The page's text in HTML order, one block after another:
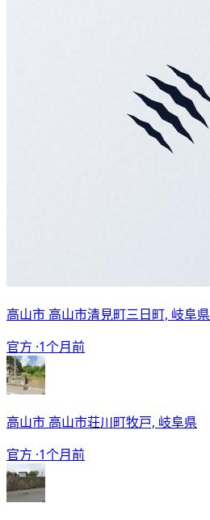
高山市 高山市清見町三日町, 岐阜県
官方 ·1个月前
高山市 高山市荘川町牧戸, 岐阜県
官方 ·1个月前